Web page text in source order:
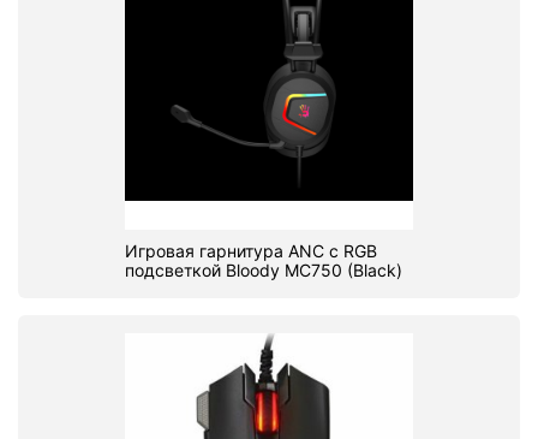
Игровая гарнитура ANC c RGB
подсветкой Bloody MC750 (Black)